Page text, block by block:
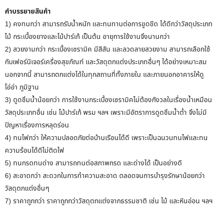
คำบรรยายสินค้า
1) คงทนกว่า สามารถรับน้ำหนัก และทนทานต่อการขูดขีด ได้ดีกว่าวัสดุประเภท
ไม้ กระเบื้องยางและไม้ปาร์เก้ เป็นต้น อายุการใช้งานจึงนานกว่า
2) สวยงามกว่า กระเบื้องเซรามิค มีสีสัน และลวดลายสวยงาม สามารถเลือกใช้
กับเฟอร์นิเจอร์เครื่องสุขภัณฑ์ และวัสดุตกแต่งประเภทอื่นๆ ได้อย่างเหมาะสม
นอกจากนี้ สามารถตกแต่งได้ในทุกสถานที่ทั้งภายใน และภายนอกอาคารให้ดู
โอ่อ่า ภูมิฐาน
3) ดูดซึมน้ำน้อยกว่า การใช้งานกระเบื้องเซรามิคไม่ต้องกังวลในเรื่องน้ำเหมือน
วัสดุประเภทอื่น เช่น ไม้ปาร์เก้ พรม ฯลฯ เพราะมีอัตราการดูดซึมน้ำต่ำ จึงไม่มี
ปัญหาเรื่องการหลุดร่อน
4) ทนไฟกว่า ให้ความปลอดภัยต่อบ้านเรือนได้ดี เพราะเป็นฉนวนทนไฟและทน
ความร้อนได้ดีไม่ติดไฟ
5) ทนกรดทนด่าง สามารถทนต่อสภาพกรด และด่างได้ เป็นอย่างดี
6) สะอาดกว่า สะดวกในการทำความสะอาด ตลอดจนการบำรุงรักษาน้อยกว่า
วัสดุตกแต่งอื่นๆ
7) ราคาถูกกว่า ราคาถูกกว่าวัสดุตกแต่งจากธรรมชาติ เช่น ไม้ และหินอ่อน ฯลฯ